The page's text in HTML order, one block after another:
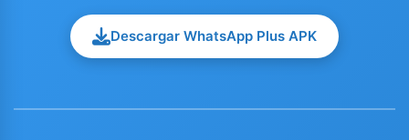
Descargar WhatsApp Plus APK